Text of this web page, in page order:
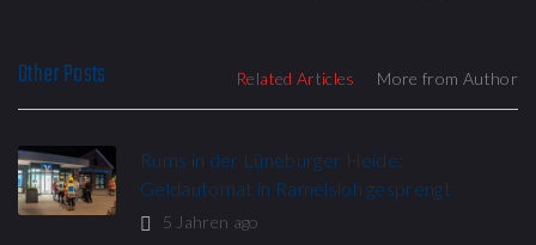
Other Posts Related Articles More from Author
Rums in der Lüneburger Heide:
Geldautomat in Ramelsloh gesprengt
5 Jahren ago